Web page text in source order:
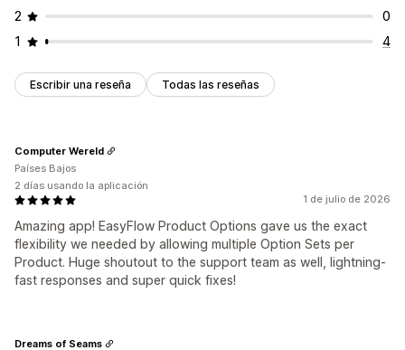
2
0
1
4
Escribir una reseña Todas las reseñas
1 de julio de 2026
Amazing app! EasyFlow Product Options gave us the exact
flexibility we needed by allowing multiple Option Sets per
Product. Huge shoutout to the support team as well, lightning-
fast responses and super quick fixes!
Computer Wereld
Países Bajos
2 días usando la aplicación
Dreams of Seams